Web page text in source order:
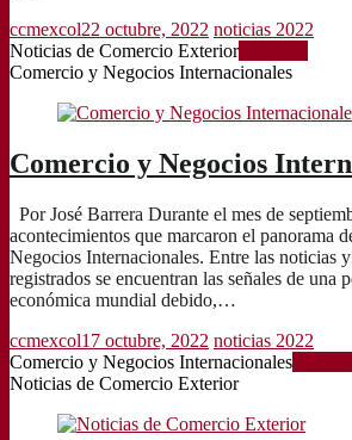
ccmexcol22 octubre, 2022 noticias 2022
Noticias de Comercio Exterior
Comercio y Negocios Internacionales
Comercio y Negocios
Por José Barrera Durante el mes de
acontecimientos que marcaron el panorama
Negocios Internacionales. Entre las noticias
registrados se encuentran las señales de una
económica mundial debido,…
ccmexcol17 octubre, 2022 noticias 2022
Comercio y Negocios Internacionales
Noticias de Comercio Exterior